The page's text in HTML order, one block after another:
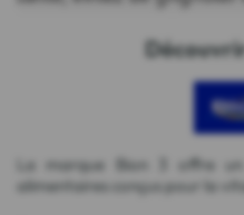
La marque Bion 3 offre
alimentaires conçus pour la